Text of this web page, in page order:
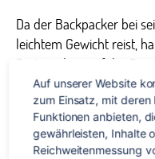
Da der Backpacker bei
leichtem Gewicht reist,
Dir trotzdem auf der
Kleidung
mehrere lang- und
Auf unserer Website
zum Einsatz, mit
Funktionen anbieten,
gewährleisten, Inhalte
Reichweitenmessung